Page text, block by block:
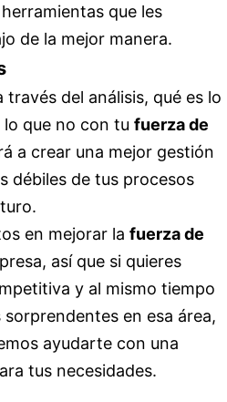
que les
de la mejor manera.
del análisis, qué es lo
que no con tu fuerza de
a crear una mejor gestión
débiles de tus procesos
en mejorar la fuerza de
así que si quieres
y al mismo tiempo
en esa área,
ayudarte con una
tus necesidades.